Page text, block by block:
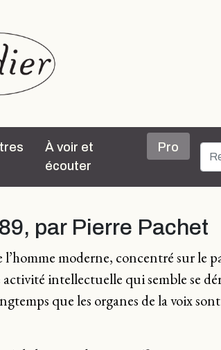
À voir et
écouter
Pro
par Pierre Pachet
moderne, concentré sur le
intellectuelle qui semble se
que les organes de la voix